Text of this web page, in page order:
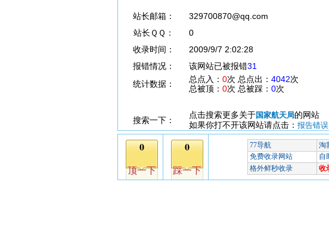
站长邮箱：
329700870@qq.com
站长ＱＱ：
0
收录时间：
2009/9/7 2:02:28
报错情况：
该网站已被报错31
统计数据：
总点入： 0次 总点出： 4042次
总被顶： 0次 总被踩： 0次
搜索一下：
点击搜索更多关于国家航天局的网站
如果你打不开该网站请点击： 报告错误